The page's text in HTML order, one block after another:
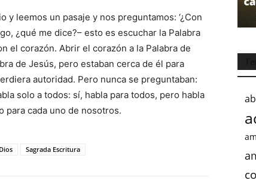
y leemos un pasaje y nos preguntamos: ‘¿Con
¿qué me dice?– esto es escuchar la Palabra
el corazón. Abrir el corazón a la Palabra de
de Jesús, pero estaban cerca de él para
autoridad. Pero nunca se preguntaban:
solo a todos: sí, habla para todos, pero habla
para cada uno de nosotros.
Sagrada Escritura